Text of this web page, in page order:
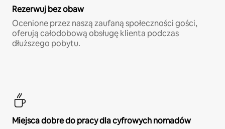
Rezerwuj bez obaw
Ocenione przez naszą zaufaną społeczności gości,
oferują całodobową obsługę klienta podczas
dłuższego pobytu.
Miejsca dobre do pracy dla cyfrowych nomadów